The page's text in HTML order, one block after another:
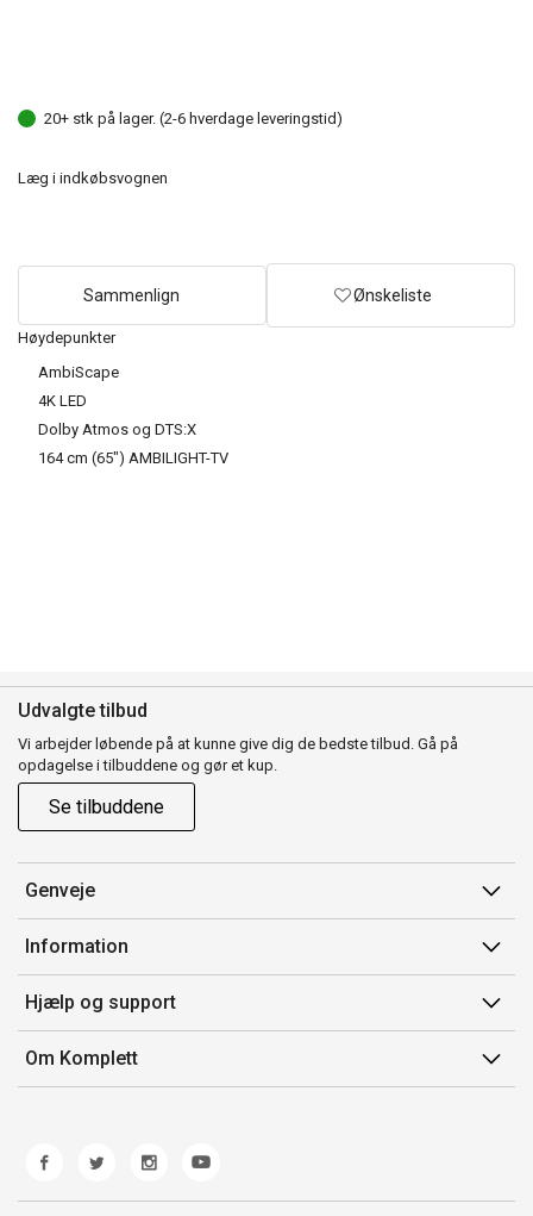
Høydepunkter
AmbiScape
4K LED
Dolby Atmos og DTS:X
164 cm (65") AMBILIGHT-TV
20+ stk på lager. (2-6 hverdage leveringstid)
Læg i indkøbsvognen
Sammenlign Ønskeliste
Udvalgte tilbud
Vi arbejder løbende på at kunne give dig de bedste tilbud. Gå på
opdagelse i tilbuddene og gør et kup.
Se tilbuddene
Genveje
Min side
Ordrehistorik
Gavekort
Information
Salgsbetingelser
Mærker/producent
Fortrydelsesret
Hjælp og support
Kontakt os
Kundeservice
Fejl/Mangler
Fragt og levering
Om Komplett